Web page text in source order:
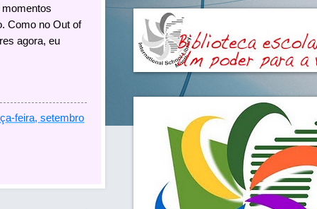
Como no Out of
agora, eu
feira, setembro